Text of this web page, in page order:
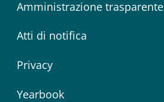
Amministrazione trasparente
Atti di notifica
Privacy
Yearbook